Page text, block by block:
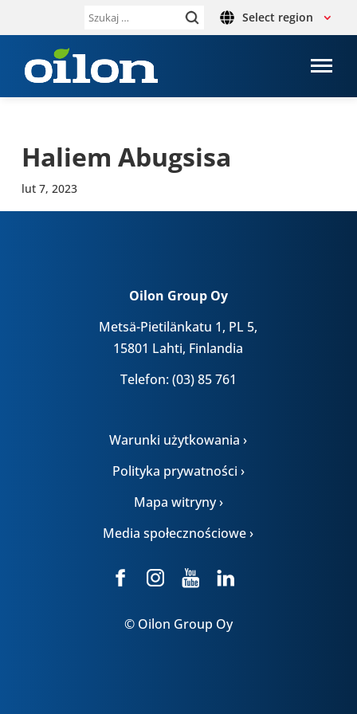
Szukaj: Select region
Haliem Abug­sisa
lut 7, 2023
Oilon Group Oy
Metsä-Pietilänkatu 1, PL 5,
15801 Lahti, Finlandia
Telefon: (03) 85 761
Warunki użytkowania ›
Polityka prywatności ›
Mapa witryny ›
Media społecznościowe ›
© Oilon Group Oy